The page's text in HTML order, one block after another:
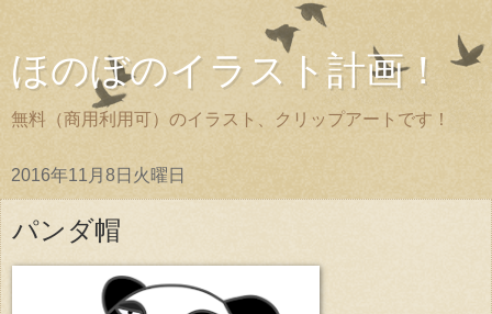
ほのぼのイラスト計画！
無料（商用利用可）のイラスト、クリップアートです！
2016年11月8日火曜日
パンダ帽